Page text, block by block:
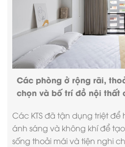
Các phòng ở rộng rãi,
chọn và bố trí đồ nội thất
Các KTS đã tận dụng triệt để
ánh sáng và không khí để
sống thoải mái và tiện nghi